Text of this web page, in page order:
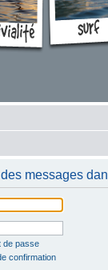
messages
de passe
confirmation